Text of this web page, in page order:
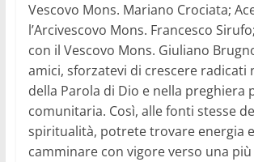
Vescovo Mons. Mariano Crociata;
l’Arcivescovo Mons. Francesco
con il Vescovo Mons. Giuliano
amici, sforzatevi di crescere radicati
della Parola di Dio e nella preghiera
comunitaria. Così, alle fonti stesse
spiritualità, potrete trovare energia
camminare con vigore verso una più